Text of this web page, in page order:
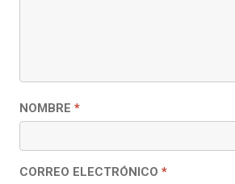
NOMBRE *
CORREO ELECTRÓNICO *